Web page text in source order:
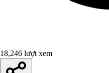
18,246 lượt xem